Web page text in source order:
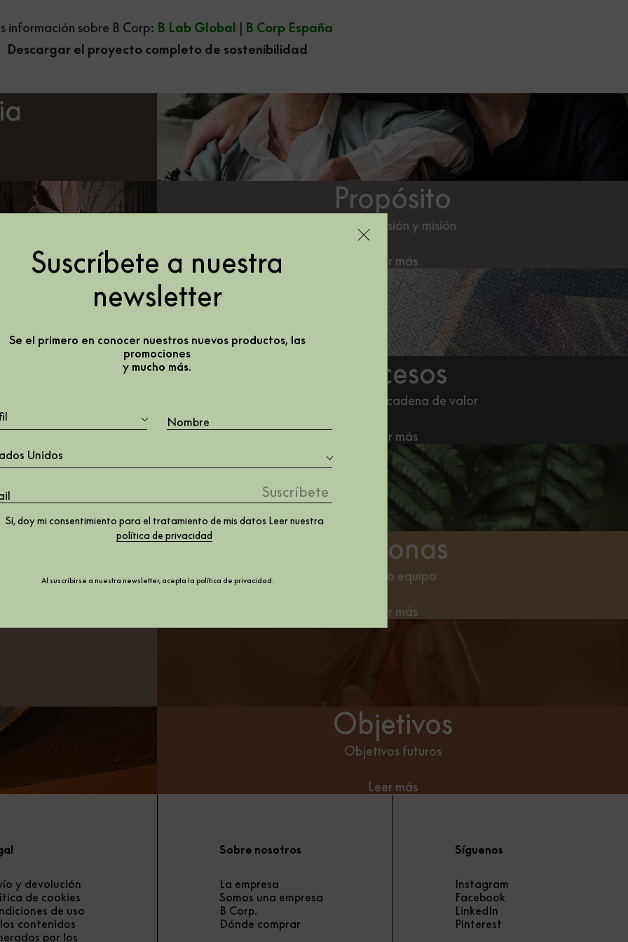
&
información sobre B Corp: B Lab Global | B Corp España
Descargar el proyecto completo de sostenibilidad
Propósito
Nuestra visión y misión
Leer más
Procesos
Fabricación y cadena de valor
Leer más
Personas
Nuestro equipo
Leer más
Objetivos
Objetivos futuros
Leer más
y devolución
de cookies
de uso
contenidos
por los
Sobre nosotros
La empresa
Somos una empresa
B Corp.
Dónde comprar
Síguenos
Instagram
Facebook
LinkedIn
Pinterest
Suscríbete a nuestra
newsletter
Se el primero en conocer nuestros nuevos productos, las
promociones
y mucho más.
Unidos
Sí, doy mi consentimiento para el tratamiento de mis datos Leer nuestra
política de privacidad
Al suscribirse a nuestra newsletter, acepta la política de privacidad